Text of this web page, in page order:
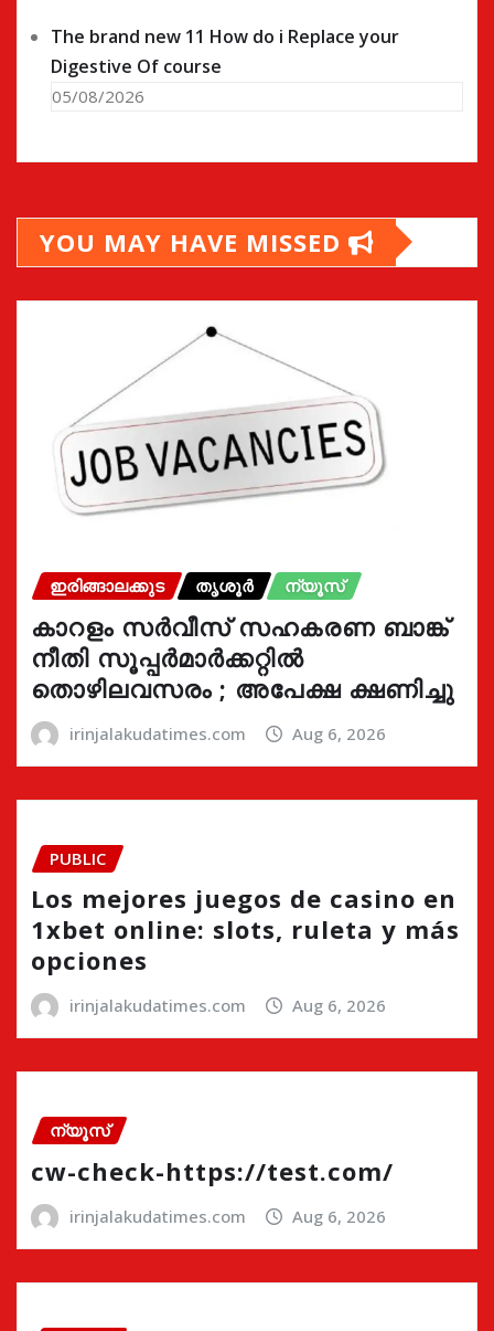
The brand new 11 How do i Replace your
Digestive Of course
05/08/2026
YOU MAY HAVE MISSED
ഇരിങ്ങാലക്കുട തൃശൂർ ന്യൂസ്
കാറളം സർവീസ് സഹകരണ ബാങ്ക്
നീതി സൂപ്പർമാർക്കറ്റിൽ
തൊഴിലവസരം ; അപേക്ഷ ക്ഷണിച്ചു
irinjalakudatimes.com Aug 6, 2026
PUBLIC
Los mejores juegos de casino en
1xbet online: slots, ruleta y más
opciones
irinjalakudatimes.com Aug 6, 2026
ന്യൂസ്
cw-check-https://test.com/
irinjalakudatimes.com Aug 6, 2026